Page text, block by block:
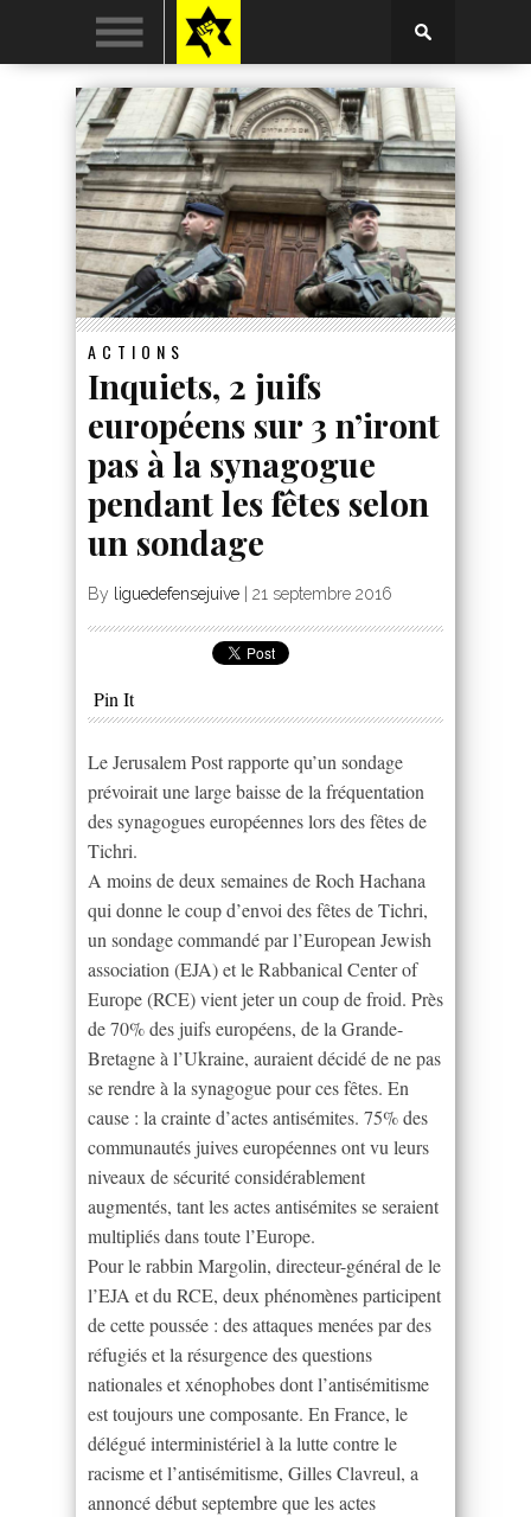
ACTIONS
Inquiets, 2 juifs
européens sur 3 n’iront
pas à la synagogue
pendant les fêtes selon
un sondage
By liguedefensejuive 21 septembre 2016
Pin It
Le Jerusalem Post rapporte qu’un sondage
prévoirait une large baisse de la fréquentation
des synagogues européennes lors des fêtes de
Tichri.
A moins de deux semaines de Roch Hachana
qui donne le coup d’envoi des fêtes de Tichri,
un sondage commandé par l’European Jewish
association (EJA) et le Rabbanical Center of
Europe (RCE) vient jeter un coup de froid. Près
de 70% des juifs européens, de la Grande-
Bretagne à l’Ukraine, auraient décidé de ne pas
se rendre à la synagogue pour ces fêtes. En
cause : la crainte d’actes antisémites. 75% des
communautés juives européennes ont vu leurs
niveaux de sécurité considérablement
augmentés, tant les actes antisémites se seraient
multipliés dans toute l’Europe.
Pour le rabbin Margolin, directeur-général de le
l’EJA et du RCE, deux phénomènes participent
de cette poussée : des attaques menées par des
réfugiés et la résurgence des questions
nationales et xénophobes dont l’antisémitisme
est toujours une composante. En France, le
délégué interministériel à la lutte contre le
racisme et l’antisémitisme, Gilles Clavreul, a
annoncé début septembre que les actes